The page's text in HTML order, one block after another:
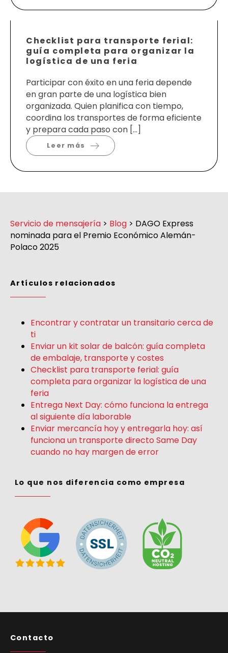
Checklist para transporte ferial:
guía completa para organizar la
logística de una feria
Participar con éxito en una feria depende
en gran parte de una logística bien
organizada. Quien planifica con tiempo,
coordina los transportes de forma eficiente
y prepara cada paso con […]
Leer más
Servicio de mensajería > Blog > DAGO Express
nominada para el Premio Económico Alemán-
Polaco 2025
Artículos relacionados
Encontrar y contratar un transitario cerca de
ti
Enviar un kit solar de balcón: guía completa
de embalaje, transporte y costes
Checklist para transporte ferial: guía
completa para organizar la logística de una
feria
Entrega Next Day: cómo funciona la entrega
al siguiente día laborable
Enviar mercancía hoy y entregarla hoy: así
funciona un transporte directo Same Day
cuando no hay margen de error
Lo que nos diferencia como empresa
Contacto